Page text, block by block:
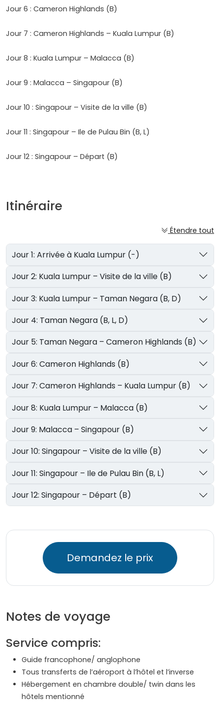
Jour 6 : Cameron Highlands (B)
Jour 7 : Cameron Highlands – Kuala Lumpur (B)
Jour 8 : Kuala Lumpur – Malacca (B)
Jour 9 : Malacca – Singapour (B)
Jour 10 : Singapour – Visite de la ville (B)
Jour 11 : Singapour – Ile de Pulau Bin (B, L)
Jour 12 : Singapour – Départ (B)
Itinéraire
Étendre tout
Jour 1: Arrivée à Kuala Lumpur (-)
Jour 2: Kuala Lumpur – Visite de la ville (B)
Jour 3: Kuala Lumpur – Taman Negara (B, D)
Jour 4: Taman Negara (B, L, D)
Jour 5: Taman Negara – Cameron Highlands (B)
Jour 6: Cameron Highlands (B)
Jour 7: Cameron Highlands – Kuala Lumpur (B)
Jour 8: Kuala Lumpur – Malacca (B)
Jour 9: Malacca – Singapour (B)
Jour 10: Singapour – Visite de la ville (B)
Jour 11: Singapour – Ile de Pulau Bin (B, L)
Jour 12: Singapour – Départ (B)
Demandez le prix
Notes de voyage
Service compris:
Guide francophone/ anglophone
Tous transferts de l’aéroport à l’hôtel et l’inverse
Hébergement en chambre double/ twin dans les
hôtels mentionné